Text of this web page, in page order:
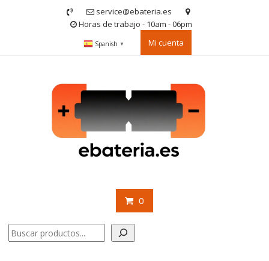
service@ebateria.es
Horas de trabajo - 10am - 06pm
Spanish ▼ Mi cuenta
0
Buscar